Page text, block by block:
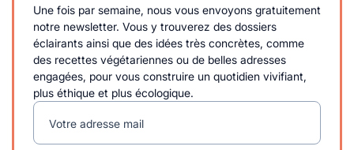
Une fois par semaine, nous vous envoyons gratuitement
notre newsletter. Vous y trouverez des dossiers
éclairants ainsi que des idées très concrètes, comme
des recettes végétariennes ou de belles adresses
engagées, pour vous construire un quotidien vivifiant,
plus éthique et plus écologique.
Votre adresse mail